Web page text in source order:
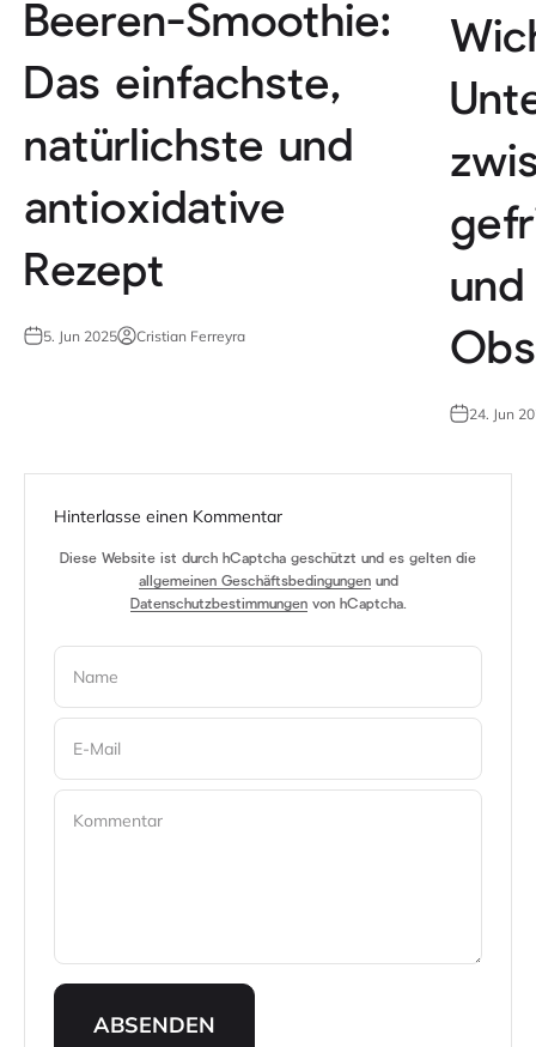
Beeren-Smoothie:
Das einfachste,
natürlichste und
antioxidative
Rezept
5. Jun 2025 Cristian Ferreyra
24. Jun
Hinterlasse einen Kommentar
Diese Website ist durch hCaptcha geschützt und es gelten die
allgemeinen Geschäftsbedingungenund
Datenschutzbestimmungenvon hCaptcha.
Name
E-Mail
Kommentar
ABSENDEN